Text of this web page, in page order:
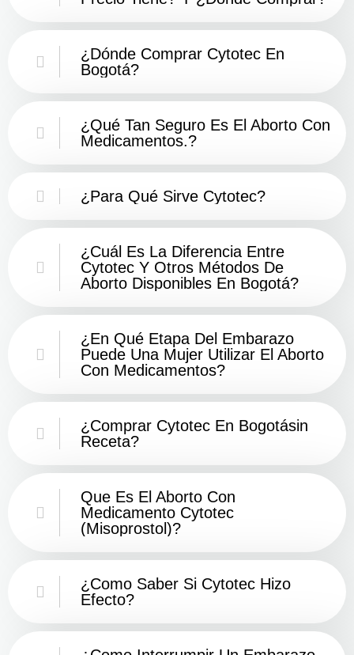
¿Dónde Comprar Cytotec En
Bogotá?
¿Qué Tan Seguro Es El Aborto Con
Medicamentos.?
¿Para Qué Sirve Cytotec?
¿Cuál Es La Diferencia Entre
Cytotec Y Otros Métodos De
Aborto Disponibles En Bogotá?
¿En Qué Etapa Del Embarazo
Puede Una Mujer Utilizar El Aborto
Con Medicamentos?
¿Comprar Cytotec En Bogotásin
Receta?
Que Es El Aborto Con
Medicamento Cytotec
(misoprostol)?
¿Como Saber Si Cytotec Hizo
Efecto?